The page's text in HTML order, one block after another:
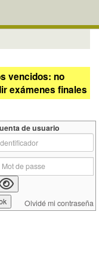
vencidos: no
exámenes finales
de usuario
Olvidé mi contraseña